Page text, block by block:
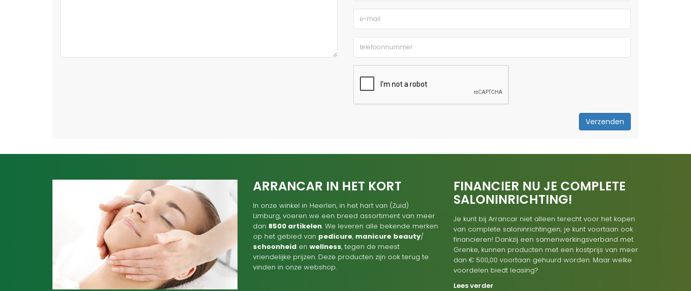
Verzenden
ARRANCAR IN HET KORT
In onze winkel in Heerlen, in het hart van (Zuid)
Limburg, voeren we een breed assortiment van meer
dan 8500 artikelen. We leveren alle bekende merken
op het gebied van pedicure, manicure beauty/
schoonheid en wellness, tegen de meest
vriendelijke prijzen. Deze producten zijn ook terug te
vinden in onze webshop.
FINANCIER NU JE COMPLETE
SALONINRICHTING!
Je kunt bij Arrancar niet alleen terecht voor het kopen
van complete saloninrichtingen; je kunt voortaan ook
financieren! Dankzij een samenwerkingsverband met
Grenke, kunnen producten met een kostprijs van meer
dan € 500,00 voortaan gehuurd worden. Maar welke
voordelen biedt leasing?
Lees verder